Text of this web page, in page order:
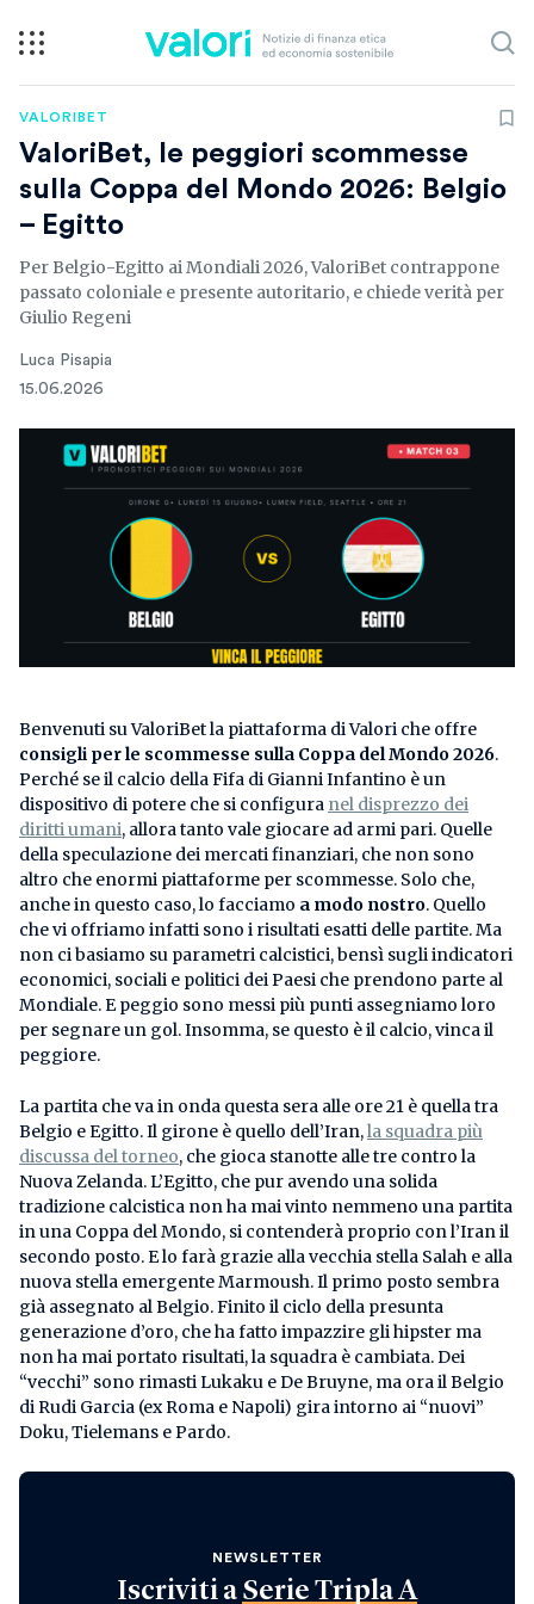
VALORIBET
ValoriBet, le peggiori scommesse
sulla Coppa del Mondo 2026: Belgio
– Egitto
Per Belgio-Egitto ai Mondiali 2026, ValoriBet contrappone
passato coloniale e presente autoritario, e chiede verità per
Giulio Regeni
Luca Pisapia
15.06.2026
Benvenuti su ValoriBet la piattaforma di Valori che offre
consigli per le scommesse sulla Coppa del Mondo 2026.
Perché se il calcio della Fifa di Gianni Infantino è un
dispositivo di potere che si configura nel disprezzo dei
diritti umani, allora tanto vale giocare ad armi pari. Quelle
della speculazione dei mercati finanziari, che non sono
altro che enormi piattaforme per scommesse. Solo che,
anche in questo caso, lo facciamo a modo nostro. Quello
che vi offriamo infatti sono i risultati esatti delle partite. Ma
non ci basiamo su parametri calcistici, bensì sugli indicatori
economici, sociali e politici dei Paesi che prendono parte al
Mondiale. E peggio sono messi più punti assegniamo loro
per segnare un gol. Insomma, se questo è il calcio, vinca il
peggiore.
La partita che va in onda questa sera alle ore 21 è quella tra
Belgio e Egitto. Il girone è quello dell’Iran,la squadra più
discussa del torneo, che gioca stanotte alle tre contro la
Nuova Zelanda. L’Egitto, che pur avendo una solida
tradizione calcistica non ha mai vinto nemmeno una partita
in una Coppa del Mondo, si contenderà proprio con l’Iran il
secondo posto. E lo farà grazie alla vecchia stella Salah e alla
nuova stella emergente Marmoush. Il primo posto sembra
già assegnato al Belgio. Finito il ciclo della presunta
generazione d’oro, che ha fatto impazzire gli hipster ma
non ha mai portato risultati, la squadra è cambiata. Dei
“vecchi” sono rimasti Lukaku e De Bruyne, ma ora il Belgio
di Rudi Garcia (ex Roma e Napoli) gira intorno ai “nuovi”
Doku, Tielemans e Pardo.
NEWSLETTER
Iscriviti a Serie Tripla A